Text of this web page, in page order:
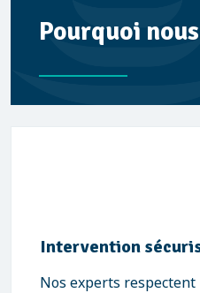
Pourquoi
Intervention
Nos experts